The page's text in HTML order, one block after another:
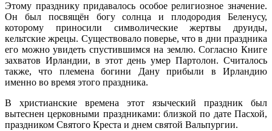
Этому празднику придавалось особое религиозное значение.
Он был посвящён богу солнца и плодородия Беленусу,
которому приносили символические жертвы друиды,
кельтские жрецы. Существовало поверье, что в дни праздника
его можно увидеть спустившимся на землю. Согласно Книге
захватов Ирландии, в этот день умер Партолон. Считалось
также, что племена богини Дану прибыли в Ирландию
именно во время этого праздника.
В христианские времена этот языческий праздник был
вытеснен церковными праздниками: близкой по дате Пасхой,
праздником Святого Креста и днем святой Вальпургии.